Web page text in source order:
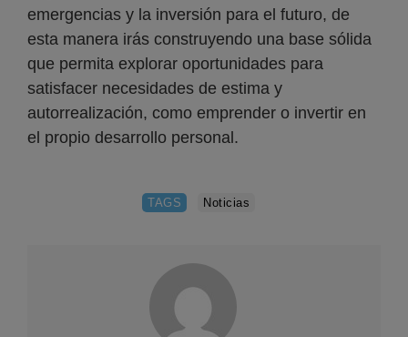
emergencias y la inversión para el futuro, de
esta manera irás construyendo una base sólida
que permita explorar oportunidades para
satisfacer necesidades de estima y
autorrealización, como emprender o invertir en
el propio desarrollo personal.
TAGS Noticias